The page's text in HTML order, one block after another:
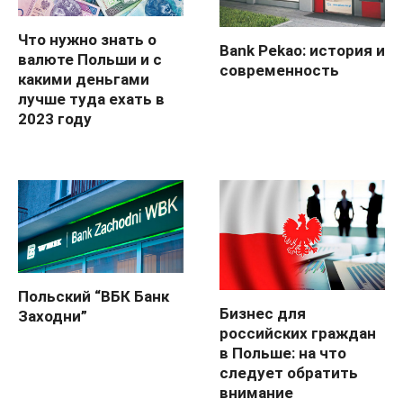
Что нужно знать о
валюте Польши и с
какими деньгами
лучше туда ехать в
2023 году
Bank Pekao: история и
современность
Польский “ВБК Банк
Заходни”
Бизнес для
российских граждан
в Польше: на что
следует обратить
внимание